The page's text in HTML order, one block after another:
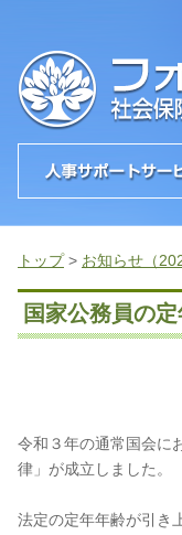
トップ> お知らせ（
国家公務員の
令和３年の通常国会に
律」が成立しました。
法定の定年年齢が引き